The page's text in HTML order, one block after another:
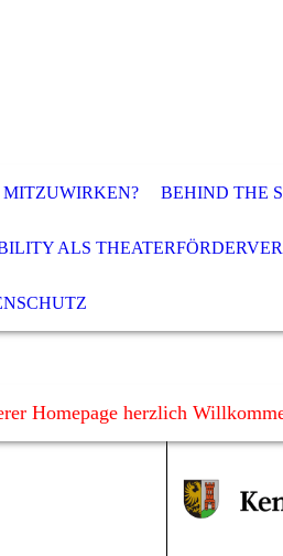
MITZUWIRKEN? BEHIND THE
ALS
Homepage herzlich